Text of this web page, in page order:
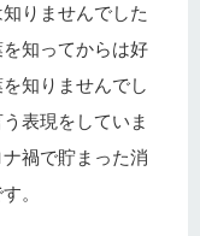
りませんでした
知ってからは好
知りませんでし
表現をしていま
禍で貯まった消
。